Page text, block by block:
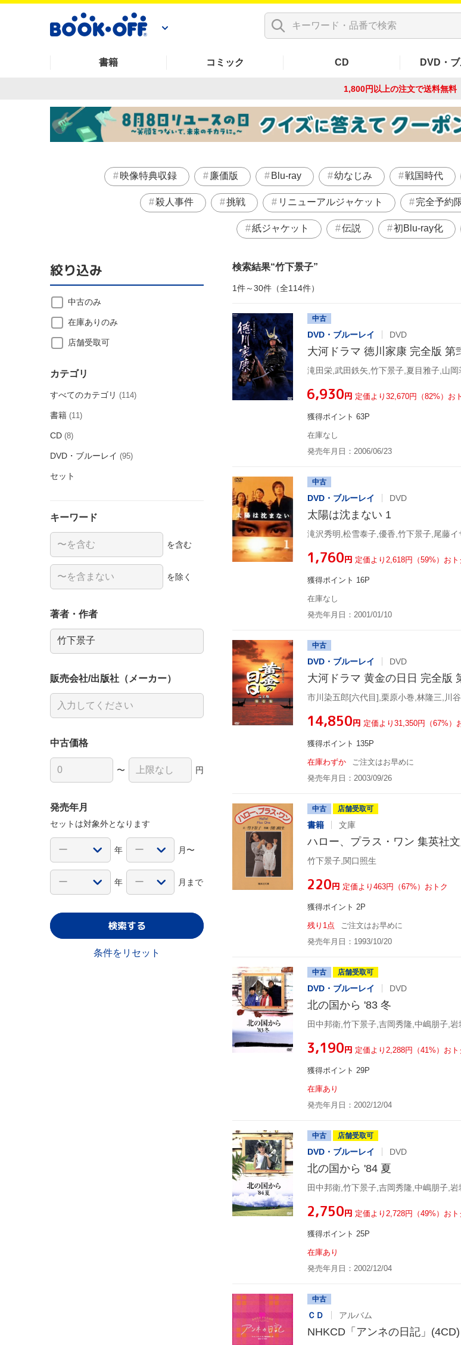
書籍 コミック CD DVD・
1,800円以上の注文で送料無料
映像特典収録 廉価版 Blu-ray 幼なじみ 戦国時代
殺人事件 挑戦 リニューアルジャケット 完全予約
紙ジャケット 伝説 初Blu-ray化
検索結果 竹下景子
1件～30件（全114件）
中古
DVD・ブルーレイ DVD
大河ドラマ 徳川家康 完全版 第
滝田栄,武田鉄矢,竹下景子,夏目雅子,山岡
¥6,930円 定価より32,670円（82%）お
獲得ポイント 63P
在庫なし
発売年月日：2006/06/23
中古
DVD・ブルーレイ DVD
太陽は沈まない 1
滝沢秀明,松雪泰子,優香,竹下景子,尾藤
¥1,760円 定価より2,618円（59%）おト
獲得ポイント 16P
在庫なし
発売年月日：2001/01/10
中古
DVD・ブルーレイ DVD
大河ドラマ 黄金の日日 完全版
¥14,850円 定価より31,350円（67%）
獲得ポイント 135P
在庫わずか
ご注文はお早めに
発売年月日：2003/09/26
中古 店舗受取可
書籍 文庫
ハロー、プラス・ワン 集英社
竹下景子,関口照生
¥220円 定価より463円（67%）おトク
獲得ポイント 2P
残り1点
ご注文はお早めに
発売年月日：1993/10/20
中古 店舗受取可
DVD・ブルーレイ DVD
北の国から '83 冬
田中邦衛,竹下景子,吉岡秀隆,中嶋朋子,
¥3,190円 定価より2,288円（41%）おト
獲得ポイント 29P
在庫あり
発売年月日：2002/12/04
中古 店舗受取可
DVD・ブルーレイ DVD
北の国から '84 夏
田中邦衛,竹下景子,吉岡秀隆,中嶋朋子,
¥2,750円 定価より2,728円（49%）おト
獲得ポイント 25P
在庫あり
発売年月日：2002/12/04
中古
ＣＤ アルバム
NHKCD「アンネの日記」(4CD)
絞り込み
中古のみ
在庫ありのみ
店舗受取可
カテゴリ
すべてのカテゴリ (114)
書籍 (11)
CD (8)
DVD・ブルーレイ (95)
セット
キーワード
を含む
を除く
著者・作者
販売会社/出版社（メーカー）
中古価格
〜 円
発売年月
セットは対象外となります
年 月〜
年 月まで
検索する
条件をリセット